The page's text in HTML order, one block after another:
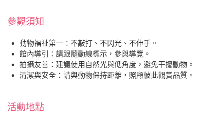
參觀須知
動物福祉第一：不敲打、不閃光、不伸手。
館內導引：請跟隨動線標示，參與導覽。
拍攝友善：建議使用自然光與低角度，避免干擾動物。
清潔與安全：請與動物保持距離，照顧彼此觀賞品質。
活動地點